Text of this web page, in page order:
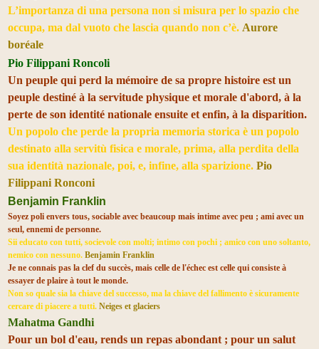
L’importanza di una persona non si misura per lo spazio che
occupa, ma dal vuoto che lascia quando non c’è. Aurore
boréale
Pio Filippani Roncoli
Un peuple qui perd la mémoire de sa propre histoire est un
peuple destiné à la servitude physique et morale d'abord, à la
perte de son identité nationale ensuite et enfin, à la disparition.
Un popolo che perde la propria memoria storica è un popolo
destinato alla servitù fisica e morale, prima, alla perdita della
sua identità nazionale, poi, e, infine, alla sparizione. Pio
Filippani Ronconi
Benjamin Franklin
Soyez poli envers tous, sociable avec beaucoup mais intime avec peu ; ami avec un
seul, ennemi de personne.
Sii educato con tutti, socievole con molti; intimo con pochi ; amico con uno soltanto,
nemico con nessuno. Benjamin Franklin
Je ne connais pas la clef du succès, mais celle de l'échec est celle qui consiste à
essayer de plaire à tout le monde.
Non so quale sia la chiave del successo, ma la chiave del fallimento è sicuramente
cercare di piacere a tutti. Neiges et glaciers
Mahatma Gandhi
Pour un bol d'eau, rends un repas abondant ; pour un salut